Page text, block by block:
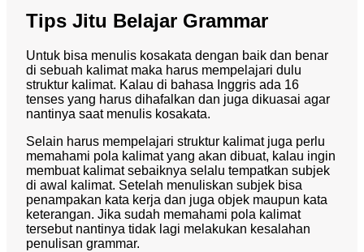
Tips Jitu Belajar Grammar
Untuk bisa menulis kosakata dengan baik dan benar
di sebuah kalimat maka harus mempelajari dulu
struktur kalimat. Kalau di bahasa Inggris ada 16
tenses yang harus dihafalkan dan juga dikuasai agar
nantinya saat menulis kosakata.
Selain harus mempelajari struktur kalimat juga perlu
memahami pola kalimat yang akan dibuat, kalau ingin
membuat kalimat sebaiknya selalu tempatkan subjek
di awal kalimat. Setelah menuliskan subjek bisa
penampakan kata kerja dan juga objek maupun kata
keterangan. Jika sudah memahami pola kalimat
tersebut nantinya tidak lagi melakukan kesalahan
penulisan grammar.